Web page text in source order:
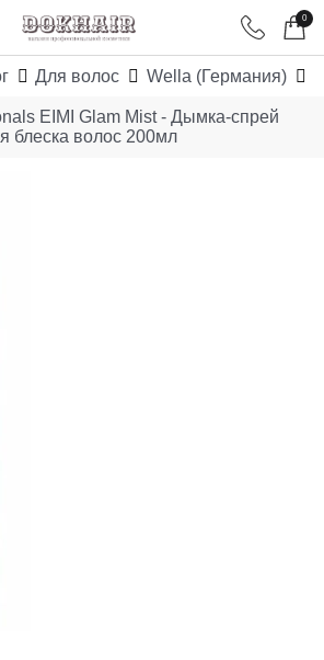
0
Для волос Wella (Германия)
EIMI Glam Mist - Дымка-спрей
блеска волос 200мл